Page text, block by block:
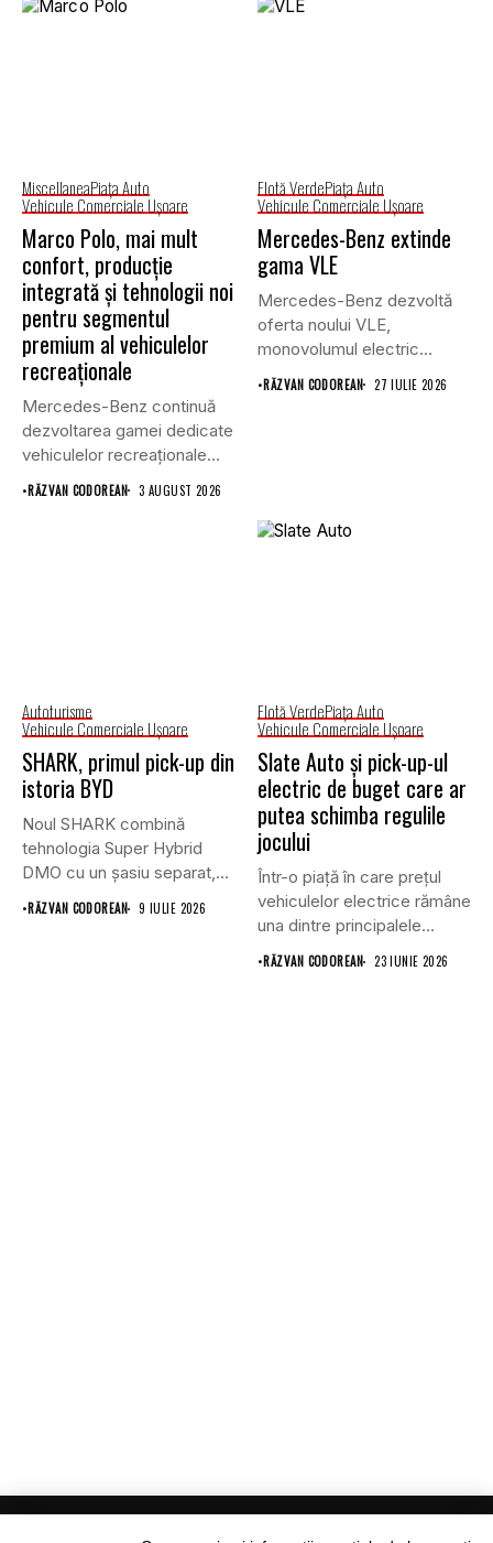
MiscellaneaPiaţa Auto
Vehicule Comerciale Uşoare
Marco Polo, mai mult
confort, producție
integrată și tehnologii noi
pentru segmentul
premium al vehiculelor
recreaționale
Mercedes-Benz continuă
dezvoltarea gamei dedicate
vehiculelor recreaționale
prin lansarea unei versiuni
actualizate...
•RĂZVAN CODOREAN 3 AUGUST 2026
Flotă VerdePiaţa Auto
Vehicule Comerciale Uşoare
Mercedes-Benz extinde
gama VLE
Mercedes-Benz dezvoltă
oferta noului VLE,
monovolumul electric
premium care își propune
să...
•RĂZVAN CODOREAN 27 IULIE 2026
Autoturisme
Vehicule Comerciale Uşoare
SHARK, primul pick-up din
istoria BYD
Noul SHARK combină
tehnologia Super Hybrid
DMO cu un șasiu separat,
tracțiune...
•RĂZVAN CODOREAN 9 IULIE 2026
Flotă VerdePiaţa Auto
Vehicule Comerciale Uşoare
Slate Auto și pick-up-ul
electric de buget care ar
putea schimba regulile
jocului
Într-o piață în care prețul
vehiculelor electrice rămâne
una dintre principalele
bariere...
•RĂZVAN CODOREAN 23 IUNIE 2026